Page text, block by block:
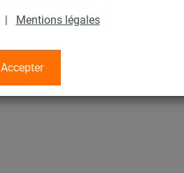
| Mentions légales
Accepter